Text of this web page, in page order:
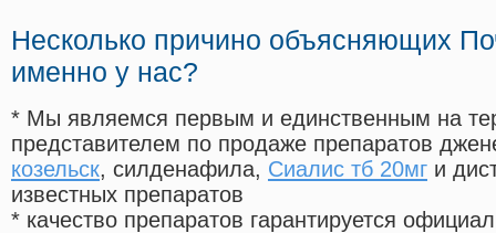
Несколько причино объясняющих
именно у нас?
* Мы являемся первым и единственным на
представителем по продаже препаратов
козельск, силденафила, Сиалис тб 20мг и
известных препаратов
* качество препаратов гарантируется